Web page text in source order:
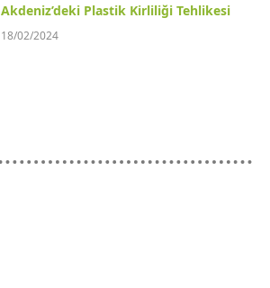
Akdeniz’deki Plastik Kirliliği Tehlikesi
18/02/2024